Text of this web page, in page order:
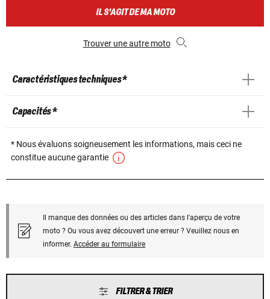
IL S'AGIT DE MA MOTO
Trouver une autre moto
Caractéristiques techniques *
Capacités *
* Nous évaluons soigneusement les informations, mais ceci ne
constitue aucune garantie
Il manque des données ou des articles dans l'aperçu de votre
moto ? Ou vous avez découvert une erreur ? Veuillez nous en
informer. Accéder au formulaire
FILTRER & TRIER